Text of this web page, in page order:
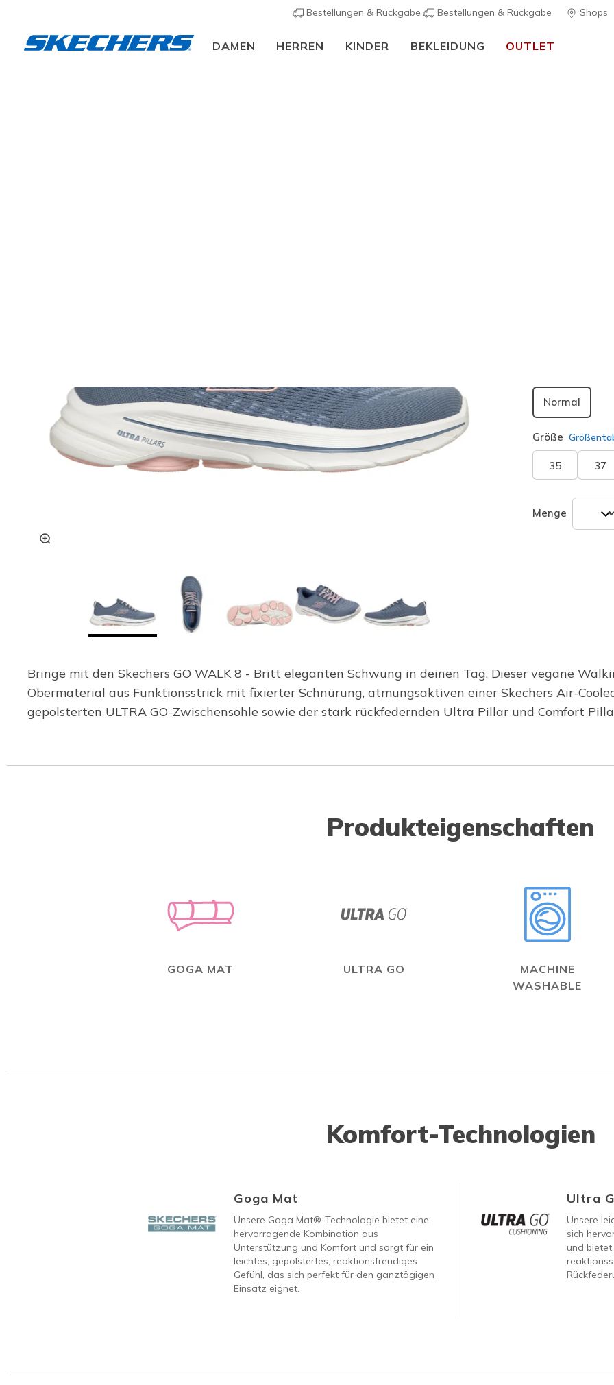
Bestellungen & Rückgabe Bestellungen & Rückgabe Shops
DAMEN HERREN KINDER BEKLEIDUNG OUTLET
Normal
Größe
35 37
Menge
Bringe mit den Skechers GO WALK 8 - Britt eleganten Schwung in deinen Tag. Dieser vegane
Obermaterial aus Funktionsstrick mit fixierter Schnürung, atmungsaktiven einer Skechers Air-
gepolsterten ULTRA GO-Zwischensohle sowie der stark rückfedernden Ultra Pillar und Comfort
Produkteigenschaften
GOGA MAT ULTRA GO
MACHINE
WASHABLE
Komfort-Technologien
Goga Mat
Unsere Goga Mat®-Technologie bietet eine
hervorragende Kombination aus
Unterstützung und Komfort und sorgt für ein
leichtes, gepolstertes, reaktionsfreudiges
Gefühl, das sich perfekt für den ganztägigen
Einsatz eignet.
Ultra
Unsere
sich
und bietet